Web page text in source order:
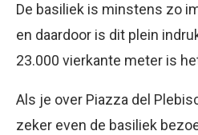
De basiliek is minstens zo
en daardoor is dit plein
23.000 vierkante meter is
Als je over Piazza del
zeker even de basiliek